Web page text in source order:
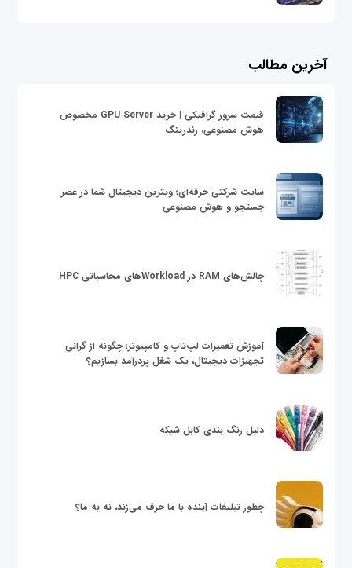
آخرین مطالب
قیمت سرور گرافیکی | خرید GPU Server مخصوص
هوش مصنوعی، رندرینگ
سایت شرکتی حرفه‌ای؛ ویترین دیجیتال شما در عصر
جستجو و هوش مصنوعی
چالش‌های RAM در Workloadهای محاسباتی HPC
آموزش تعمیرات لپ‌تاپ و کامپیوتر؛ چگونه از گرانی
تجهیزات دیجیتال، یک شغل پردرآمد بسازیم؟
دلیل رنگ بندی کابل شبکه
چطور تبلیغات آینده با ما حرف می‌زند، نه به ما؟